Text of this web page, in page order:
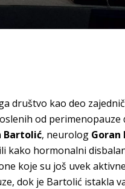
društvo kao deo
od perimenopauze
Bartolić, neurolog Goran
kako hormonalni
koje su još uvek
dok je Bartolić istakla